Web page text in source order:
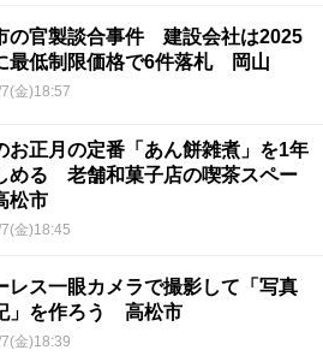
の官製談合事件 建設会社は2025
最低制限価格で6件落札 岡山
金)18:57
お正月の定番「あん餅雑煮」を1年
める 老舗和菓子店の喫茶スペー
松市
金)18:45
レス一眼カメラで撮影して「写真
」を作ろう 高松市
金)18:39